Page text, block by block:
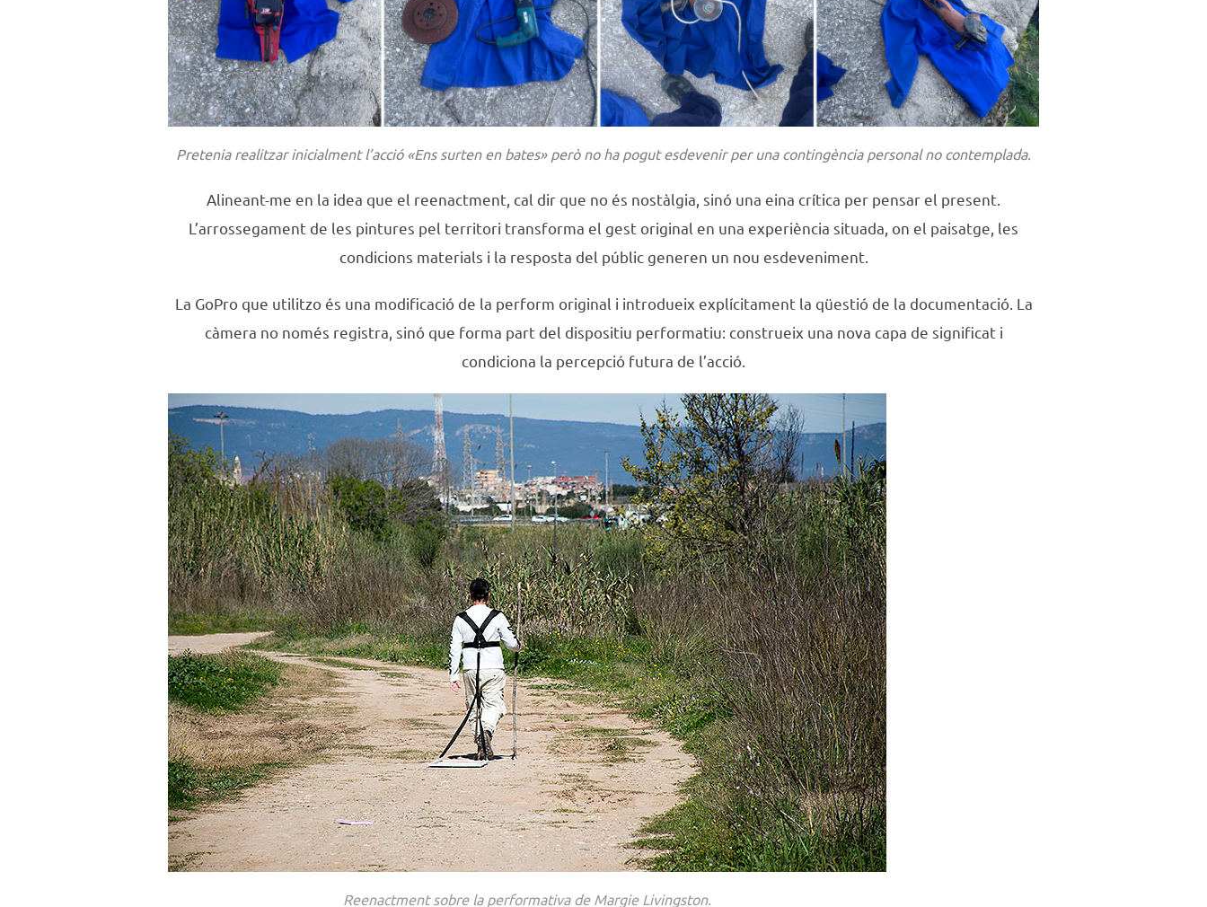
Pretenia realitzar inicialment l’acció «Ens surten en bates» però no ha pogut esdevenir per una contingència personal no contemplada.
Alineant-me en la idea que el reenactment, cal dir que no és nostàlgia, sinó una eina crítica per pensar el present.
L’arrossegament de les pintures pel territori transforma el gest original en una experiència situada, on el paisatge, les
condicions materials i la resposta del públic generen un nou esdeveniment.
La GoPro que utilitzo és una modificació de la perform original i introdueix explícitament la qüestió de la documentació. La
càmera no només registra, sinó que forma part del dispositiu performatiu: construeix una nova capa de significat i
condiciona la percepció futura de l’acció.
Reenactment sobre la performativa de Margie Livingston.